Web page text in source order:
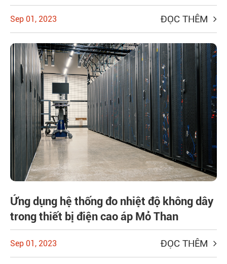
Sep 01, 2023 ĐỌC THÊM
Ứng dụng hệ thống đo nhiệt độ không dây
trong thiết bị điện cao áp Mỏ Than
Sep 01, 2023 ĐỌC THÊM